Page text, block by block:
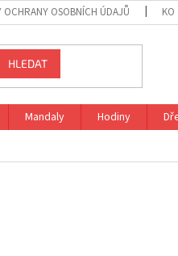
OCHRANY OSOBNÍCH ÚDAJŮ
HLEDAT
Mandaly Hodiny